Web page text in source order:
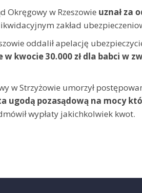
Okręgowy w Rzeszowie uznał za
zakład
oddalił apelację
w kwocie 30.000 zł dla babci w
w Strzyżowie umorzył
ugodą pozasądową na mocy
wypłaty jakichkolwiek kwot.